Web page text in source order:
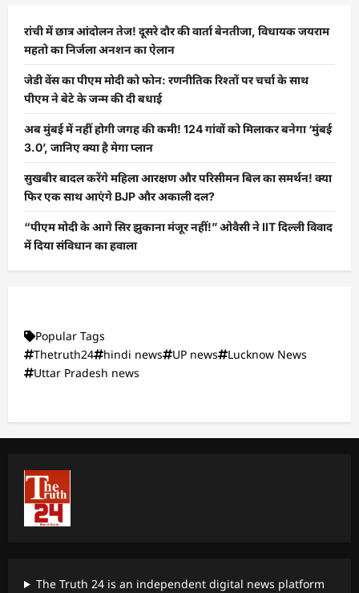
रांची में छात्र आंदोलन तेज! दूसरे दौर की वार्ता बेनतीजा, विधायक जयराम
महतो का निर्जला अनशन का ऐलान
जेडी वेंस का पीएम मोदी को फोन: रणनीतिक रिश्तों पर चर्चा के साथ
पीएम ने बेटे के जन्म की दी बधाई
अब मुंबई में नहीं होगी जगह की कमी! 124 गांवों को मिलाकर बनेगा ‘मुंबई
3.0’, जानिए क्या है मेगा प्लान
सुखबीर बादल करेंगे महिला आरक्षण और परिसीमन बिल का समर्थन! क्या
फिर एक साथ आएंगे BJP और अकाली दल?
“पीएम मोदी के आगे सिर झुकाना मंजूर नहीं!” ओवैसी ने IIT दिल्ली विवाद
में दिया संविधान का हवाला
Popular Tags
Thetruth24
hindi news UP news
Lucknow News
Uttar Pradesh news
The Truth 24 is an independent digital news platform